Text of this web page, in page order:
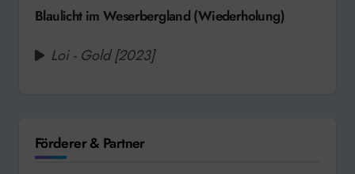
Blaulicht im Weserbergland (Wiederholung)
Loi - Gold [2023]
Förderer & Partner